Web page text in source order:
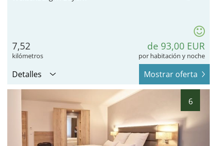
7,52
kilómetros
de 93,00 EUR
por habitación y noche
Detalles Mostrar oferta
6